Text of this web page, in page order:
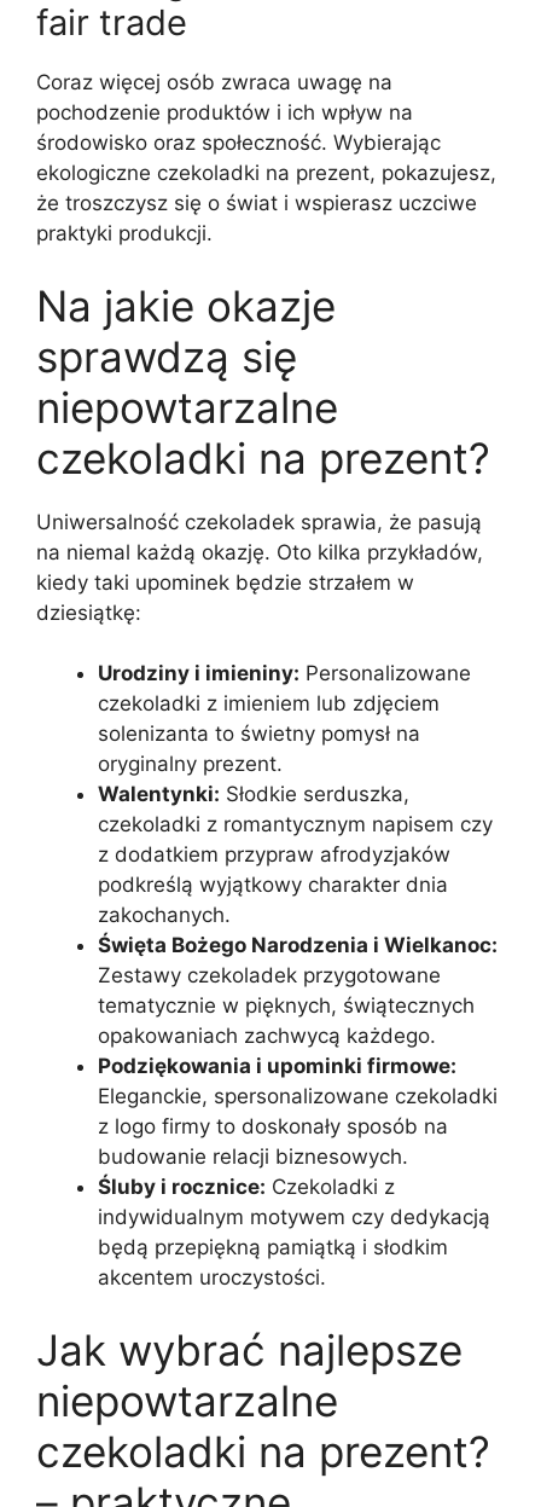
fair trade
Coraz więcej osób zwraca uwagę na
pochodzenie produktów i ich wpływ na
środowisko oraz społeczność. Wybierając
ekologiczne czekoladki na prezent, pokazujesz,
że troszczysz się o świat i wspierasz uczciwe
praktyki produkcji.
Na jakie okazje
sprawdzą się
niepowtarzalne
czekoladki na prezent?
Uniwersalność czekoladek sprawia, że pasują
na niemal każdą okazję. Oto kilka przykładów,
kiedy taki upominek będzie strzałem w
dziesiątkę:
Urodziny i imieniny: Personalizowane
czekoladki z imieniem lub zdjęciem
solenizanta to świetny pomysł na
oryginalny prezent.
Walentynki: Słodkie serduszka,
czekoladki z romantycznym napisem czy
z dodatkiem przypraw afrodyzjaków
podkreślą wyjątkowy charakter dnia
zakochanych.
Święta Bożego Narodzenia i Wielkanoc:
Zestawy czekoladek przygotowane
tematycznie w pięknych, świątecznych
opakowaniach zachwycą każdego.
Podziękowania i upominki firmowe:
Eleganckie, spersonalizowane czekoladki
z logo firmy to doskonały sposób na
budowanie relacji biznesowych.
Śluby i rocznice: Czekoladki z
indywidualnym motywem czy dedykacją
będą przepiękną pamiątką i słodkim
akcentem uroczystości.
Jak wybrać najlepsze
niepowtarzalne
czekoladki na prezent?